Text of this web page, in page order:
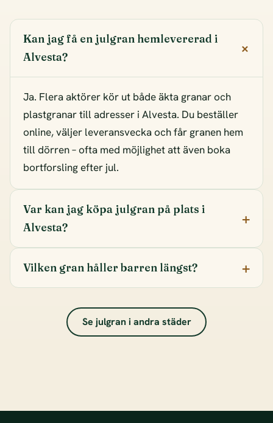
Kan jag få en julgran hemlevererad i
Alvesta?
Ja. Flera aktörer kör ut både äkta granar och
plastgranar till adresser i Alvesta. Du beställer
online, väljer leveransvecka och får granen hem
till dörren – ofta med möjlighet att även boka
bortforsling efter jul.
Var kan jag köpa julgran på plats i
Alvesta?
Vilken gran håller barren längst?
Se julgran i andra städer